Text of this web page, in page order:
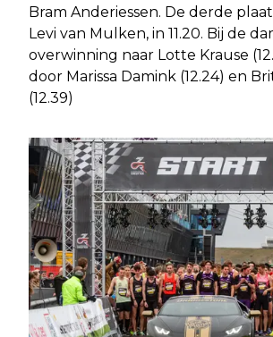
Bram Anderiessen. De derde
Levi van Mulken, in 11.20. Bij de
overwinning naar Lotte Krause
door Marissa Damink (12.24) en
(12.39)